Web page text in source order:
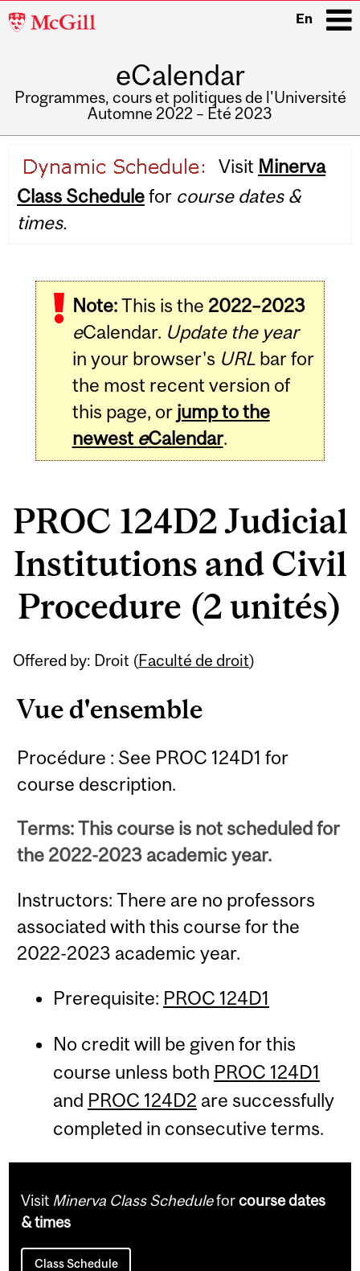
McGill
En
eCalendar
Programmes, cours et politiques de l'Université
Automne 2022 – Été 2023
navigation
Visit Minerva
Class Schedulefor course dates &
times.
Note:This is the 2022–2023
eCalendar. Update the year
in your browser's URLbar for
the most recent version of
this page, or jump to the
newest eCalendar.
PROC 124D2 Judicial
Institutions and Civil
Procedure (2 unités)
Offered by: Droit (Faculté de droit)
Vue d'ensemble
Procédure : See PROC 124D1 for
course description.
Terms: This course is not scheduled for
the 2022-2023 academic year.
Instructors: There are no professors
associated with this course for the
2022-2023 academic year.
Prerequisite: PROC 124D1
No credit will be given for this
course unless both PROC 124D1
and PROC 124D2 are successfully
completed in consecutive terms.
Related
Visit Minerva Class Scheduleforcourse dates
& times
Class Schedule